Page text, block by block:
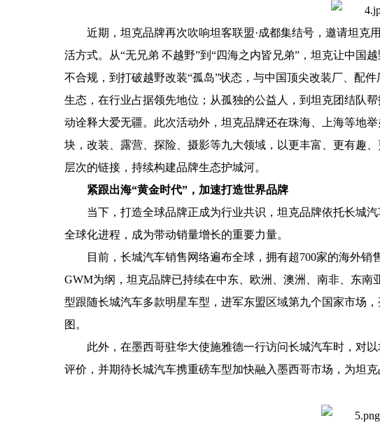
近期，坦克品牌再次吹响坦客联盟·成都集结号，邀请坦克
活方式。从“无兄弟 不越野”到“四海之内皆兄弟”，坦克让中国
不合规，到打破越野改装“孤岛”状态，与中国顶尖改装厂、配
生态，在行业占据领先地位；从孤独的公益人，到坦克团结队
动诠释大爱无疆。此次活动外，坦克品牌还在珠海、上海等地
块，改装、露营、探险、摄影等九大领域， 以更丰富、更有趣
层次的链接，持续构建品牌生态护城河。
紧跟出海“黄金时代”，加速打造世界品牌
当下，打造全球品牌正成为行业共识， 坦克品牌依托长城
全球化进程，成为带动销量增长的重要力量。
目前， 长城汽车销售网络遍布全球 ， 拥有超700家的海外销
GWM为纲， 坦克品牌已持续在中东、欧洲、澳洲、南非、东南
型跟随长城汽车多款明星车型，进军东盟区域第九个国家市场
图。
此外，在墨西哥驻华大使施雅德一行访问长城汽车时，对
评价，并期待长城汽车携重磅车型加快融入墨西哥市场，为坦克